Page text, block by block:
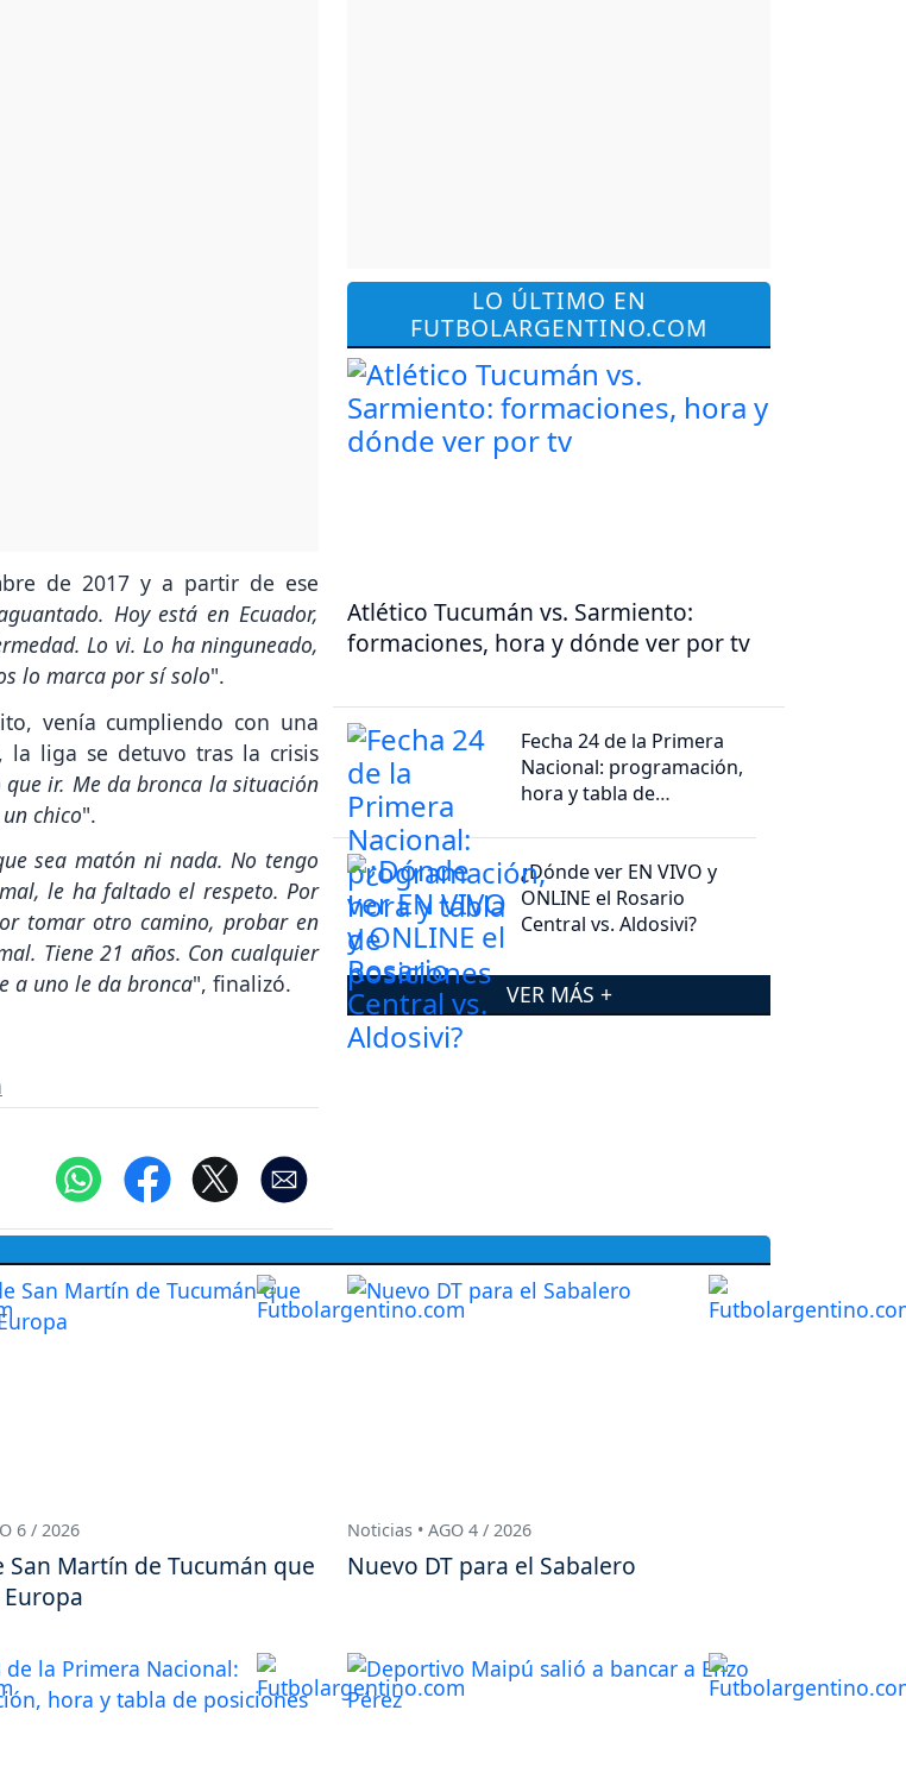
de 2017 y a partir de ese
Hoy está en Ecuador,
Lo vi. Lo ha ninguneado,
lo marca por sí solo".
venía cumpliendo con una
la liga se detuvo tras la crisis
que ir. Me da bronca la situación
chico".
sea matón ni nada. No tengo
le ha faltado el respeto. Por
tomar otro camino, probar en
Tiene 21 años. Con cualquier
a uno le da bronca", finalizó.
LO ÚLTIMO EN
FUTBOLARGENTINO.COM
Atlético Tucumán vs. Sarmiento:
formaciones, hora y dónde ver por tv
Fecha 24 de la Primera
Nacional: programación,
hora y tabla de
¿Dónde ver EN VIVO y
ONLINE el Rosario
Central vs. Aldosivi?
VER MÁS +
6 / 2026
San Martín de Tucumán que
Noticias • AGO 4 / 2026
Nuevo DT para el Sabalero